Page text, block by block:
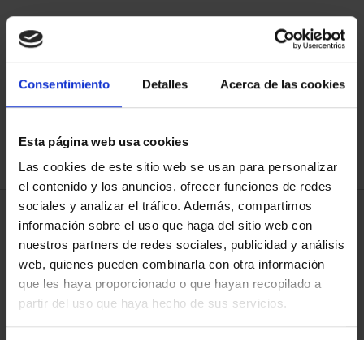
Consentimiento Detalles Acerca de las cookies
Esta página web usa cookies
Las cookies de este sitio web se usan para personalizar
el contenido y los anuncios, ofrecer funciones de redes
sociales y analizar el tráfico. Además, compartimos
información sobre el uso que haga del sitio web con
nuestros partners de redes sociales, publicidad y análisis
web, quienes pueden combinarla con otra información
que les haya proporcionado o que hayan recopilado a
partir del uso que haya hecho de sus servicios.
REFINAR
4 Productos encontrados